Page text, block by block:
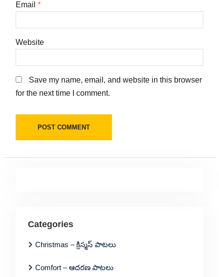
Email *
Website
Save my name, email, and website in this browser
for the next time I comment.
Categories
Christmas – క్రిస్మస్ పాటలు
Comfort – ఆదరణ పాటలు